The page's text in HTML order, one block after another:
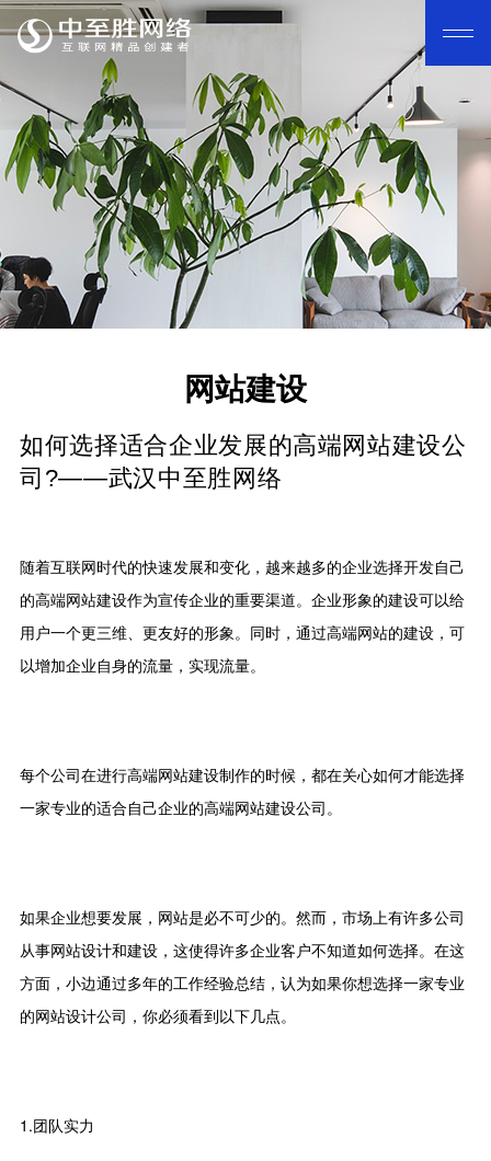
网站建设
如何选择适合企业发展的高端网站建设公
司?——武汉中至胜网络
随着互联网时代的快速发展和变化，越来越多的企业选择开发自己
的高端网站建设作为宣传企业的重要渠道。企业形象的建设可以给
用户一个更三维、更友好的形象。同时，通过高端网站的建设，可
以增加企业自身的流量，实现流量。
每个公司在进行高端网站建设制作的时候，都在关心如何才能选择
一家专业的适合自己企业的高端网站建设公司。
如果企业想要发展，网站是必不可少的。然而，市场上有许多公司
从事网站设计和建设，这使得许多企业客户不知道如何选择。在这
方面，小边通过多年的工作经验总结，认为如果你想选择一家专业
的网站设计公司，你必须看到以下几点。
1.团队实力